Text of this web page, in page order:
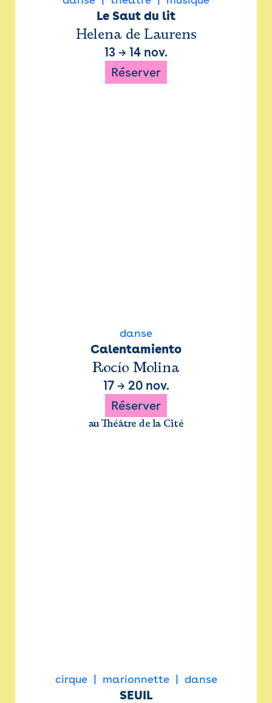
Le Saut du lit
Helena de Laurens
13 → 14 nov.
Réserver
danse
Calentamiento
Rocío Molina
17→ 20 nov.
Réserver
au Théâtre de la Cité
cirque marionnette danse
SEUIL